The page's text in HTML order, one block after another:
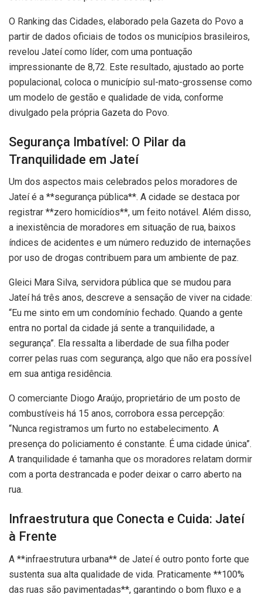
O Ranking das Cidades, elaborado pela Gazeta do Povo a
partir de dados oficiais de todos os municípios brasileiros,
revelou Jateí como líder, com uma pontuação
impressionante de 8,72. Este resultado, ajustado ao porte
populacional, coloca o município sul-mato-grossense como
um modelo de gestão e qualidade de vida, conforme
divulgado pela própria Gazeta do Povo.
Segurança Imbatível: O Pilar da
Tranquilidade em Jateí
Um dos aspectos mais celebrados pelos moradores de
Jateí é a **segurança pública**. A cidade se destaca por
registrar **zero homicídios**, um feito notável. Além disso,
a inexistência de moradores em situação de rua, baixos
índices de acidentes e um número reduzido de internações
por uso de drogas contribuem para um ambiente de paz.
Gleici Mara Silva, servidora pública que se mudou para
Jateí há três anos, descreve a sensação de viver na cidade:
“Eu me sinto em um condomínio fechado. Quando a gente
entra no portal da cidade já sente a tranquilidade, a
segurança”. Ela ressalta a liberdade de sua filha poder
correr pelas ruas com segurança, algo que não era possível
em sua antiga residência.
O comerciante Diogo Araújo, proprietário de um posto de
combustíveis há 15 anos, corrobora essa percepção:
“Nunca registramos um furto no estabelecimento. A
presença do policiamento é constante. É uma cidade única”.
A tranquilidade é tamanha que os moradores relatam dormir
com a porta destrancada e poder deixar o carro aberto na
rua.
Infraestrutura que Conecta e Cuida: Jateí
à Frente
A **infraestrutura urbana** de Jateí é outro ponto forte que
sustenta sua alta qualidade de vida. Praticamente **100%
das ruas são pavimentadas**, garantindo o bom fluxo e a